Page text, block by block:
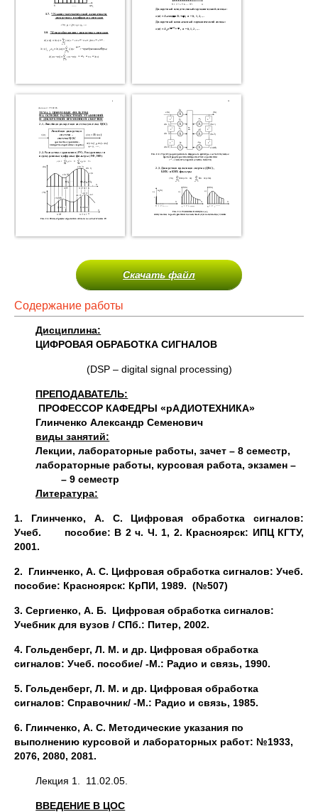
Скачать файл
Содержание работы
Дисциплина:
ЦИФРОВАЯ ОБРАБОТКА СИГНАЛОВ
(DSP – digital signal processing)
ПРЕПОДАВАТЕЛЬ:
ПРОФЕССОР КАФЕДРЫ «рАДИОТЕХНИКА»
Глинченко Александр Семенович
виды занятий:
Лекции, лабораторные работы, зачет – 8 семестр,
лабораторные работы, курсовая работа, экзамен –
– 9 семестр
Литература:
1. Глинченко, А. С. Цифровая обработка сигналов:
Учеб. пособие: В 2 ч. Ч. 1, 2. Красноярск: ИПЦ КГТУ,
2001.
2. Глинченко, А. С. Цифровая обработка сигналов: Учеб.
пособие: Красноярск: КрПИ, 1989. (№507)
3. Сергиенко, А. Б. Цифровая обработка сигналов:
Учебник для вузов / СПб.: Питер, 2002.
4. Гольденберг, Л. М. и др. Цифровая обработка
сигналов: Учеб. пособие/ -М.: Радио и связь, 1990.
5. Гольденберг, Л. М. и др. Цифровая обработка
сигналов: Справочник/ -М.: Радио и связь, 1985.
6. Глинченко, А. С. Методические указания по
выполнению курсовой и лабораторных работ: №1933,
2076, 2080, 2081.
Лекция 1. 11.02.05.
ВВЕДЕНИЕ В ЦОС